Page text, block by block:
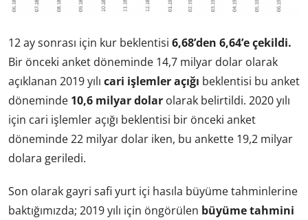
12 ay sonrası için kur beklentisi 6,68’den 6,64’e çekildi.
Bir önceki anket döneminde 14,7 milyar dolar olarak
açıklanan 2019 yılı cari işlemler açığı beklentisi bu anket
döneminde 10,6 milyar dolar olarak belirtildi. 2020 yılı
için cari işlemler açığı beklentisi bir önceki anket
döneminde 22 milyar dolar iken, bu ankette 19,2 milyar
dolara geriledi.
Son olarak gayri safi yurt içi hasıla büyüme tahminlerine
baktığımızda; 2019 yılı için öngörülen büyüme tahmini